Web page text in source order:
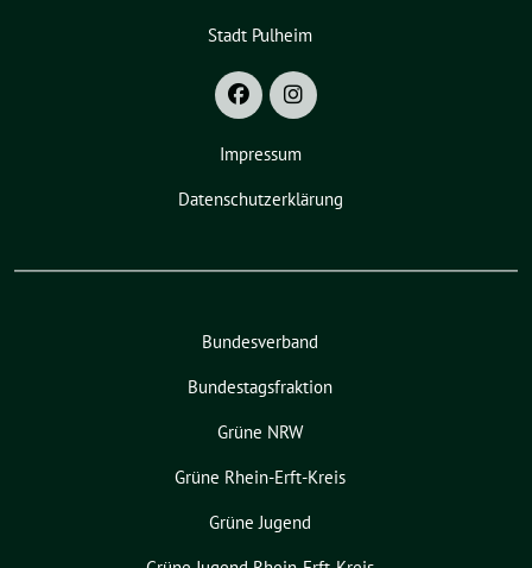
Stadt Pulheim
Impressum
Datenschutzerklärung
Bundesverband
Bundestagsfraktion
Grüne NRW
Grüne Rhein-Erft-Kreis
Grüne Jugend